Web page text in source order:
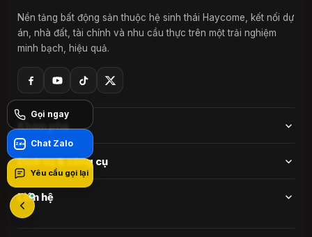
Gọi ngay
Zalo Chat Zalo
Yêu cầu gọi lại
Nền tảng bất động sản thuộc hệ sinh thái Haycome, kết nối dự
án, nhà đất, tài chính và nhu cầu thực trên một trải nghiệm
minh bạch, hiệu quả.
Khám phá
Dự án
Giỏ hàng
Dịch vụ & công cụ
Đăng ký nhu cầu
Tài chính HayHomes
Liên hệ